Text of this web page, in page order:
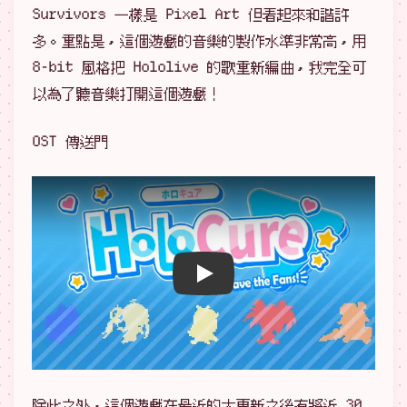
Survivors 一樣是 Pixel Art 但看起來和諧許
多。重點是，這個遊戲的音樂的製作水準非常高，用
8-bit 風格把 Hololive 的歌重新編曲，我完全可
以為了聽音樂打開這個遊戲！
OST 傳送門
播放 YouTube 影片